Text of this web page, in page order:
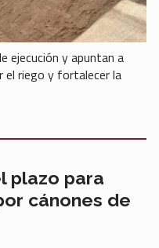
ejecución y apuntan a
el riego y fortalecer la
plazo para
cánones de